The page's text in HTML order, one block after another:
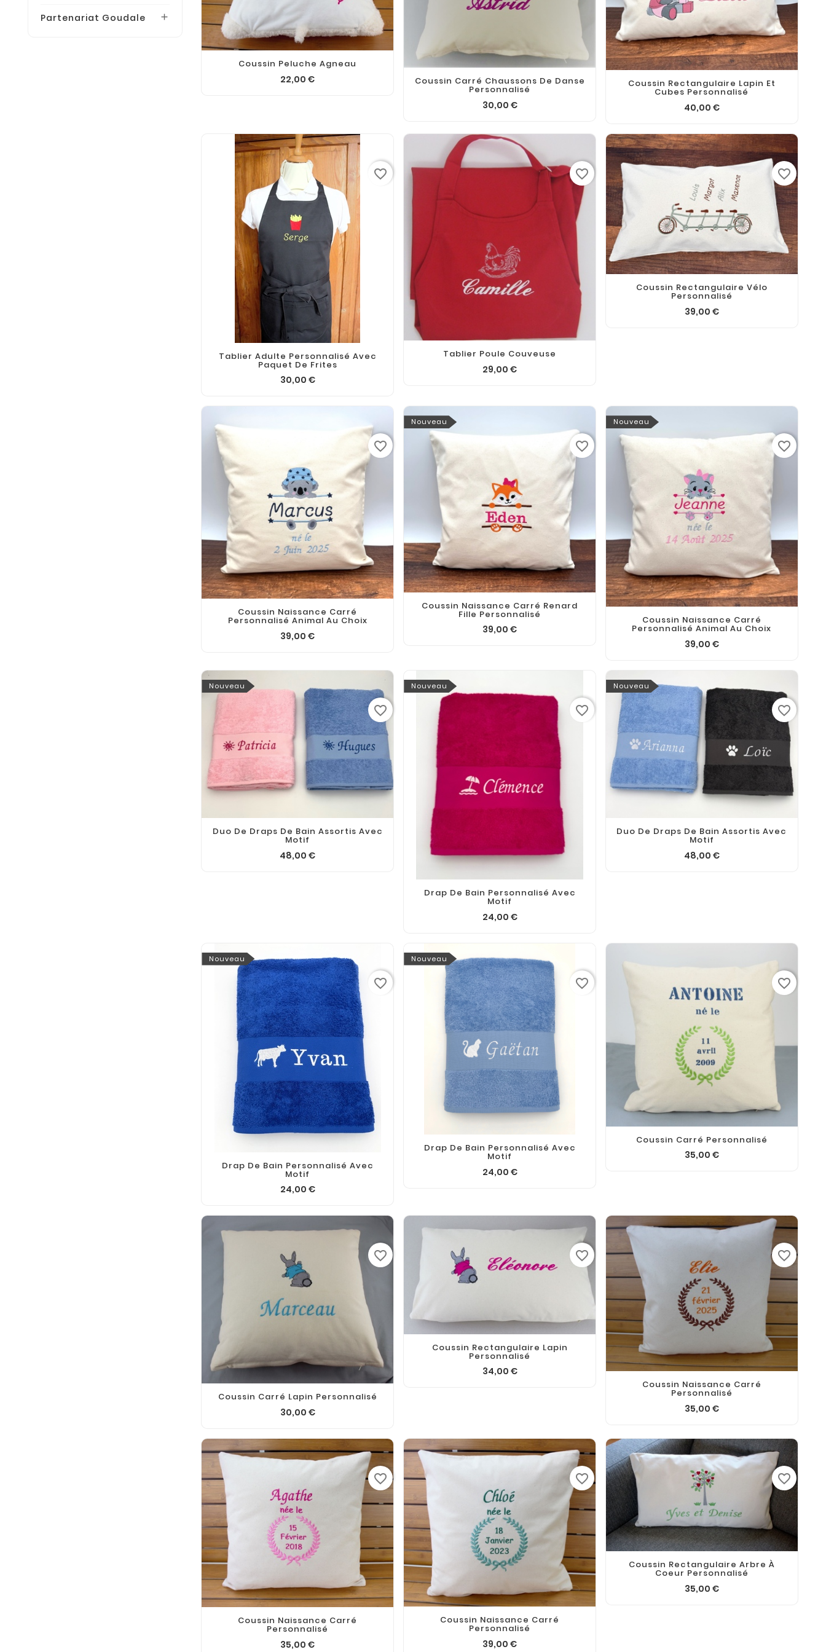
Partenariat Goudale 
Coussin Peluche Agneau
22,00 € Coussin Carré Chaussons De Danse
Personnalisé
30,00 €
Coussin Rectangulaire Lapin Et
Cubes Personnalisé
40,00 €
Tablier Adulte Personnalisé Avec
Paquet De Frites
30,00 €
favorite_border
Tablier Poule Couveuse
29,00 €
favorite_border
Coussin Rectangulaire Vélo
Personnalisé
39,00 €
favorite_border
Coussin Naissance Carré
Personnalisé Animal Au Choix
39,00 €
favorite_border
Nouveau
Coussin Naissance Carré Renard
Fille Personnalisé
39,00 €
favorite_border
Nouveau
Coussin Naissance Carré
Personnalisé Animal Au Choix
39,00 €
favorite_border
Nouveau
Duo De Draps De Bain Assortis Avec
Motif
48,00 €
favorite_border
Nouveau
Drap De Bain Personnalisé Avec
Motif
24,00 €
favorite_border
Nouveau
Duo De Draps De Bain Assortis Avec
Motif
48,00 €
favorite_border
Nouveau
Drap De Bain Personnalisé Avec
Motif
24,00 €
favorite_border
Nouveau
Drap De Bain Personnalisé Avec
Motif
24,00 €
favorite_border
Coussin Carré Personnalisé
35,00 €
favorite_border
Coussin Carré Lapin Personnalisé
30,00 €
favorite_border
Coussin Rectangulaire Lapin
Personnalisé
34,00 €
favorite_border
Coussin Naissance Carré
Personnalisé
35,00 €
favorite_border
Coussin Naissance Carré
Personnalisé
35,00 €
favorite_border
Coussin Naissance Carré
Personnalisé
39,00 €
favorite_border
Coussin Rectangulaire Arbre À
Coeur Personnalisé
35,00 €
favorite_border